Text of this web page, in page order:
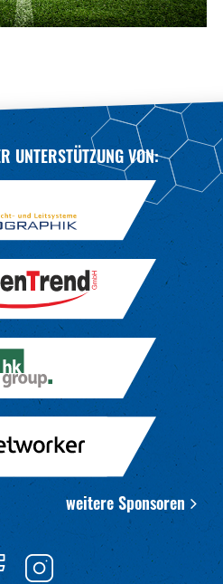
UNTERSTÜTZUNG VON:
weitere Sponsoren